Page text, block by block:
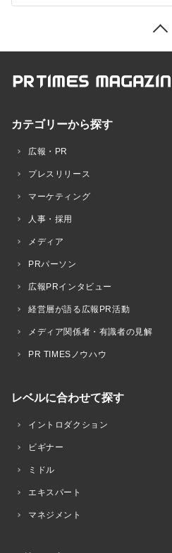
カテゴリーから探す
広報・PR
プレスリリース
マーケティング
人事・採用
メディア
PRパーソン
広報PRインタビュー
経営層が語る広報PR活動
メディア関係者・有識者の見解
PR TIMESノウハウ
レベルに合わせて探す
イントロダクション
ビギナー
ミドル
エキスパート
マネジメント